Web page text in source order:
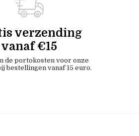
verzending
vanaf €15
de portokosten voor onze
bestellingen vanaf 15 euro.